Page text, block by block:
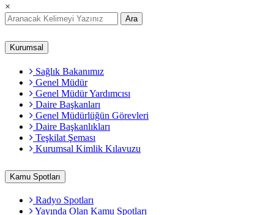
×
Ara
Kurumsal
Sağlık Bakanımız
Genel Müdür
Genel Müdür Yardımcısı
Daire Başkanları
Genel Müdürlüğün Görevleri
Daire Başkanlıkları
Teşkilat Şeması
Kurumsal Kimlik Kılavuzu
Kamu Spotları
Radyo Spotları
Yayında Olan Kamu Spotları